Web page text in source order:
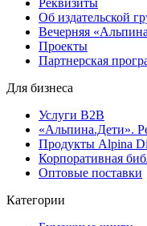
Реквизиты
Об издательской
Вечерняя
Проекты
Партнерская
Для бизнеса
Услуги B2B
«Альпина.Дети».
Продукты Alpina
Корпоративная
Оптовые поставки
Категории